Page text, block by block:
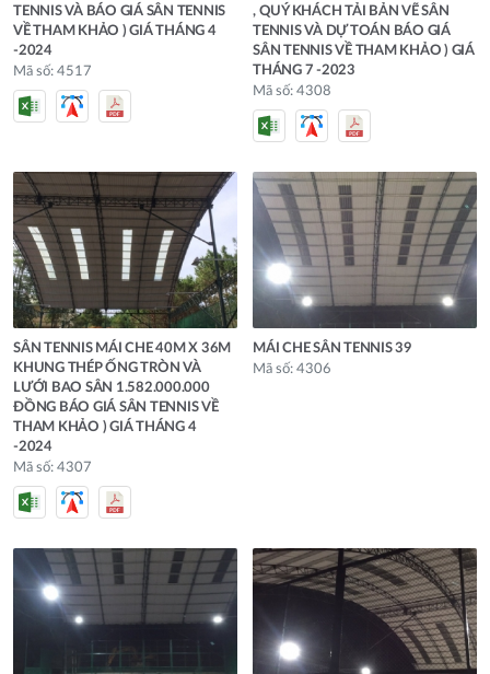
TENNIS VÀ BÁO GIÁ SÂN TENNIS
VỀ THAM KHẢO ) GIÁ THÁNG 4
-2024
Mã số: 4517
, QUÝ KHÁCH TẢI BẢN VẼ SÂN
TENNIS VÀ DỰ TOÁN BÁO GIÁ
SÂN TENNIS VỀ THAM KHẢO ) GIÁ
THÁNG 7 -2023
Mã số: 4308
SÂN TENNIS MÁI CHE 40M X 36M
KHUNG THÉP ỐNG TRÒN VÀ
LƯỚI BAO SÂN 1.582.000.000
ĐỒNG BÁO GIÁ SÂN TENNIS VỀ
THAM KHẢO ) GIÁ THÁNG 4
-2024
Mã số: 4307
MÁI CHE SÂN TENNIS 39
Mã số: 4306